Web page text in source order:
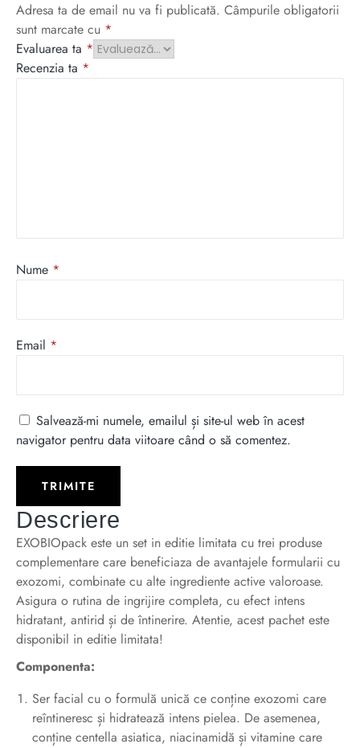
Adresa ta de email nu va fi publicată. Câmpurile obligatorii
sunt marcate cu *
Evaluarea ta *
Recenzia ta *
Nume *
Email *
Salvează-mi numele, emailul și site-ul web în acest
navigator pentru data viitoare când o să comentez.
Descriere
EXOBIOpack este un set in editie limitata cu trei produse
complementare care beneficiaza de avantajele formularii cu
exozomi, combinate cu alte ingrediente active valoroase.
Asigura o rutina de ingrijire completa, cu efect intens
hidratant, antirid și de întinerire. Atentie, acest pachet este
disponibil in editie limitata!
Componenta:
Ser facial cu o formulă unică ce conține exozomi care
reîntineresc și hidratează intens pielea. De asemenea,
conține centella asiatica, niacinamidă și vitamine care